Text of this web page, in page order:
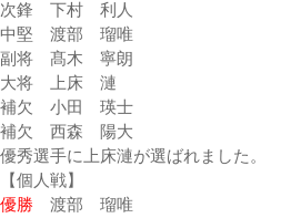
次鋒 下村 利人
中堅 渡部 瑠唯
副将 髙木 寧朗
大将 上床 漣
補欠 小田 瑛士
補欠 西森 陽大
優秀選手に上床漣が選ばれました。
【個人戦】
優勝 渡部 瑠唯